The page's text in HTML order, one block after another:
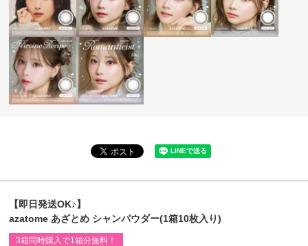
【即日発送OK♪】
azatome あざとめ シャンパウダー(1箱10枚入り)
3箱同時購入で1箱分無料！